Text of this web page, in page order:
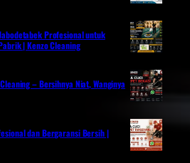
Profesional untuk
| Kenzo Cleaning
– Bersihnya Niat, Wanginya
dan Bergaransi Bersih |